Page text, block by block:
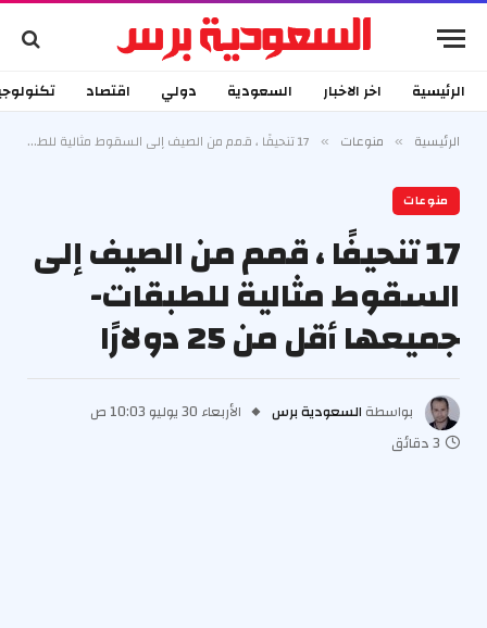
الرئيسية اخر الاخبار السعودية دولي اقتصاد
الرئيسية » منوعات » 17 تنحيفًا ، قمم من الصيف إلى السقوط مثالية للطبقات-جميعها أقل من 25 دولارًا
منوعات
17 تنحيفًا ، قمم من الصيف إلى
السقوط مثالية للطبقات-
جميعها أقل من 25 دولارًا
بواسطة السعودية برس
الأربعاء 30 يوليو 10:03 ص
3 دقائق